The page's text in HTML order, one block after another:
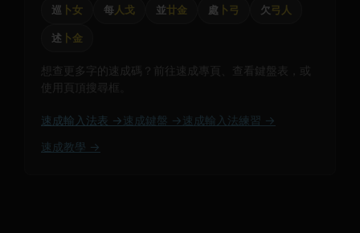
巡 卜女 每人戈 並廿金 處 卜弓 欠弓人
述 卜金
想查更多字的速成碼？前往速成專頁、查看鍵盤表，或
使用頁頂搜尋框。
速成輸入法表 → 速成鍵盤 → 速成輸入法練習 →
速成教學 →